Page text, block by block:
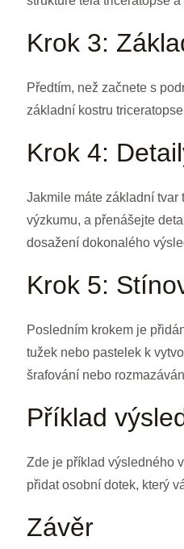
Krok 3:
Předtím, než začnete s
základní kostru
Krok 4:
Jakmile máte základní tvar
výzkumu, a přenášejte
dosažení dokonalého
Krok 5:
Posledním krokem je
tužek nebo pastelek k
šrafování nebo
Příklad
Zde je příklad výsledného
přidat osobní dotek, který
Závěr